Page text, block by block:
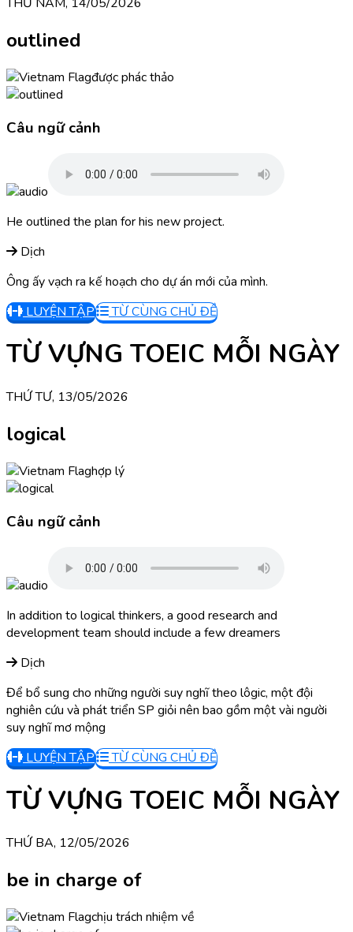
outlined
được phác thảo
Câu ngữ cảnh
He outlined the plan for his new project.
Dịch
Ông ấy vạch ra kế hoạch cho dự án mới của mình.
LUYỆN TẬP
TỪ CÙNG CHỦ ĐỀ
TỪ VỰNG TOEIC MỖI NGÀY
THỨ TƯ, 13/05/2026
logical
hợp lý
Câu ngữ cảnh
In addition to logical thinkers, a good research and
development team should include a few dreamers
Dịch
Để bổ sung cho những người suy nghĩ theo lôgic, một đội
nghiên cứu và phát triển SP giỏi nên bao gồm một vài người
suy nghĩ mơ mộng
LUYỆN TẬP
TỪ CÙNG CHỦ ĐỀ
TỪ VỰNG TOEIC MỖI NGÀY
THỨ BA, 12/05/2026
be in charge of
chịu trách nhiệm về